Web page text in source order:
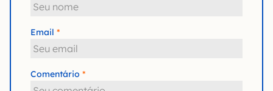
Email
Comentário